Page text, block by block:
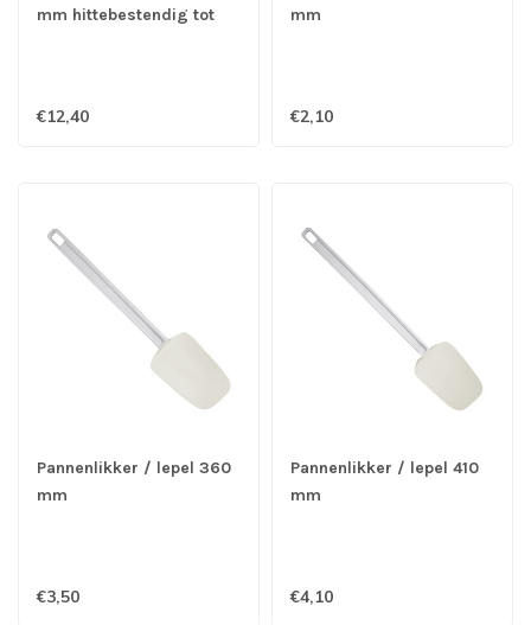
mm hittebestendig tot
€12,40
mm
€2,10
Pannenlikker / lepel 360
mm
€3,50
Pannenlikker / lepel 410
mm
€4,10